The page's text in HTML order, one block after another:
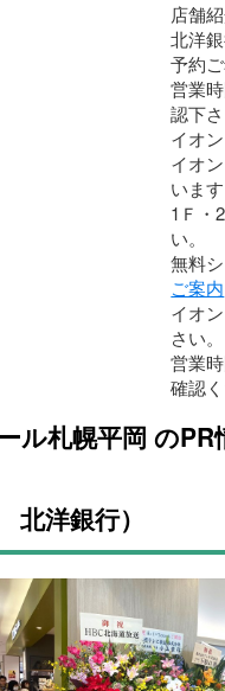
店舗
北洋
予約
営業
認下
イオ
イオ
いま
1Ｆ・
い。
無料
ご案内
イオ
さい
営業
確認
ル札幌平岡 のPR
洋銀行）